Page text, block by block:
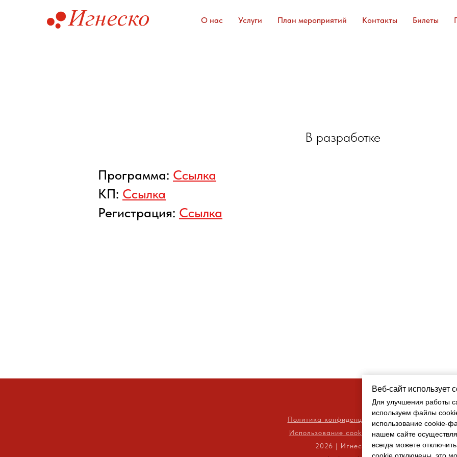
О нас Услуги План мероприятий Контакты Билеты
В разработке
Программа: Ссылка
КП: Ссылка
Регистрация: Ссылка
Политика конфиденциальности
Использование cookie-файлов
2026 | Игнеско
Веб-сайт использует
Для улучшения работы
используем файлы
использование cookie-
нашем сайте
всегда можете
Веб-сайт использует
Для улучшения работы
используем файлы
использование cookie-
нашем сайте
всегда можете